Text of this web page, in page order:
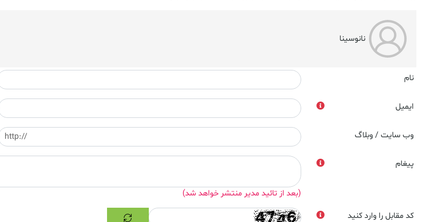
نانوسینا
نام
ایمیل
وب سایت / وبلاگ
پیغام
(بعد از تائید مدیر منتشر خواهد شد)
کد مقابل را وارد کنید